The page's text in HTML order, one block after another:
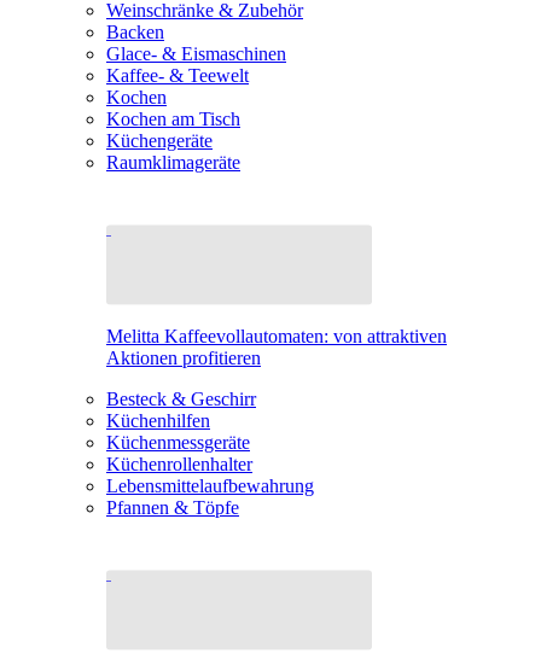
Weinschränke & Zubehör
Backen
Glace- & Eismaschinen
Kaffee- & Teewelt
Kochen
Kochen am Tisch
Küchengeräte
Raumklimageräte
Melitta Kaffeevollautomaten: von attraktiven
Aktionen profitieren
Besteck & Geschirr
Küchenhilfen
Küchenmessgeräte
Küchenrollenhalter
Lebensmittelaufbewahrung
Pfannen & Töpfe